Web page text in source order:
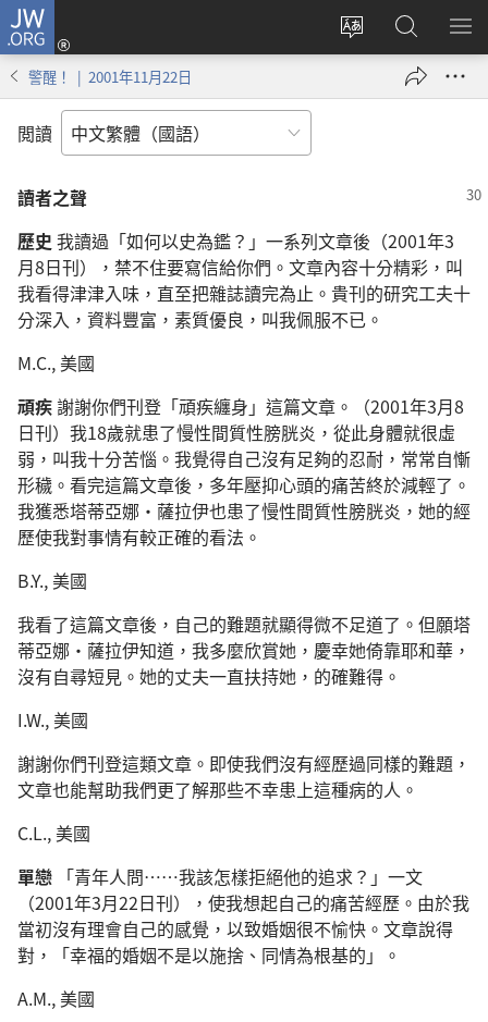
JW.ORG
更
登
入
（開
搜
尋
JW.ORG
顯
警醒！ | 2001年11月22日
閲讀
讀者之聲
歷史 我讀過「如何以史為鑑？」一系列文章後（2001年3
月8日刊），禁不住要寫信給你們。文章內容十分精彩，叫
我看得津津入味，直至把雜誌讀完為止。貴刊的研究工夫十
分深入，資料豐富，素質優良，叫我佩服不已。
M.C., 美國
頑疾 謝謝你們刊登「頑疾纏身」這篇文章。（2001年3月8
日刊）我18歲就患了慢性間質性膀胱炎，從此身體就很虛
弱，叫我十分苦惱。我覺得自己沒有足夠的忍耐，常常自慚
形穢。看完這篇文章後，多年壓抑心頭的痛苦終於減輕了。
我獲悉塔蒂亞娜·薩拉伊也患了慢性間質性膀胱炎，她的經
歷使我對事情有較正確的看法。
B.Y., 美國
我看了這篇文章後，自己的難題就顯得微不足道了。但願塔
蒂亞娜·薩拉伊知道，我多麼欣賞她，慶幸她倚靠耶和華，
沒有自尋短見。她的丈夫一直扶持她，的確難得。
I.W., 美國
謝謝你們刊登這類文章。即使我們沒有經歷過同樣的難題，
文章也能幫助我們更了解那些不幸患上這種病的人。
C.L., 美國
單戀 「青年人問……我該怎樣拒絕他的追求？」一文
（2001年3月22日刊），使我想起自己的痛苦經歷。由於我
當初沒有理會自己的感覺，以致婚姻很不愉快。文章說得
對，「幸福的婚姻不是以施捨、同情為根基的」。
A.M., 美國